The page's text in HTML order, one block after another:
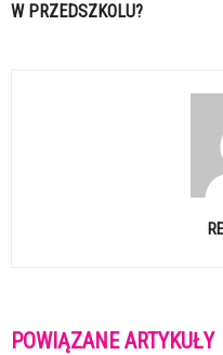
W PRZEDSZKOLU?
POWIĄZANE ARTYKUŁY